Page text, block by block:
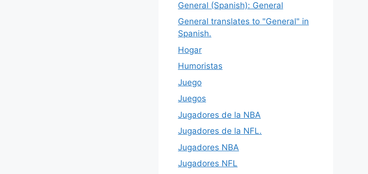
General (Spanish): General
General translates to "General" in
Spanish.
Hogar
Humoristas
Juego
Juegos
Jugadores de la NBA
Jugadores de la NFL.
Jugadores NBA
Jugadores NFL